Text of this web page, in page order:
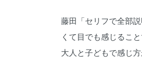
藤田「セリフで全部
くて目でも感じるこ
大人と子どもで感じ